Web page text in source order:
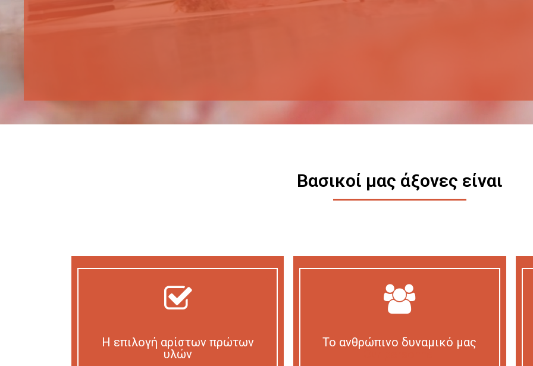
Βασικοί μας άξονες είναι
Η επιλογή αρίστων πρώτων
υλών
Το ανθρώπινο δυναμικό μας